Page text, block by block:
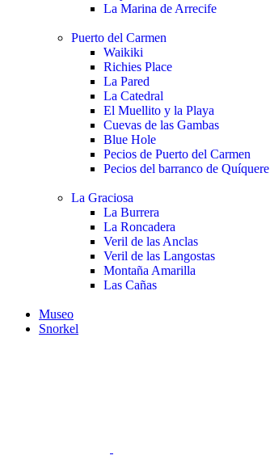
La Marina de Arrecife
Puerto del Carmen
Waikiki
Richies Place
La Pared
La Catedral
El Muellito y la Playa
Cuevas de las Gambas
Blue Hole
Pecios de Puerto del Carmen
Pecios del barranco de Quíquere
La Graciosa
La Burrera
La Roncadera
Veril de las Anclas
Veril de las Langostas
Montaña Amarilla
Las Cañas
Museo
Snorkel